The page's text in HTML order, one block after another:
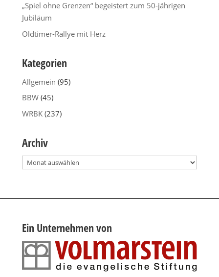
„Spiel ohne Grenzen“ begeistert zum 50-jährigen
Jubiläum
Oldtimer-Rallye mit Herz
Kategorien
Allgemein (95)
BBW(45)
WRBK(237)
Archiv
Archiv
Ein Unternehmen von